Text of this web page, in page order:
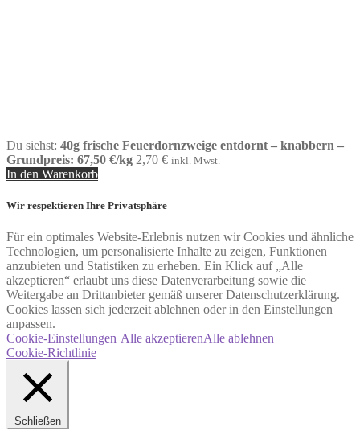
Du siehst: 40g frische Feuerdornzweige entdornt – knabbern –
Grundpreis: 67,50 €/kg 2,70 € inkl. Mwst.
In den Warenkorb
Wir respektieren Ihre Privatsphäre
Für ein optimales Website-Erlebnis nutzen wir Cookies und ähnliche
Technologien, um personalisierte Inhalte zu zeigen, Funktionen
anzubieten und Statistiken zu erheben. Ein Klick auf „Alle
akzeptieren“ erlaubt uns diese Datenverarbeitung sowie die
Weitergabe an Drittanbieter gemäß unserer Datenschutzerklärung.
Cookies lassen sich jederzeit ablehnen oder in den Einstellungen
anpassen.
Cookie-Einstellungen Alle akzeptierenAlle ablehnen
Cookie-Richtlinie
Schließen